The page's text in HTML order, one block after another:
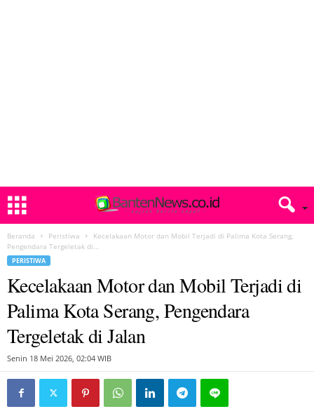
Beranda Peristiwa
Kecelakaan Motor dan Mobil Terjadi di Palima Kota Serang,
Pengendara Tergeletak di...
PERISTIWA
Kecelakaan Motor dan Mobil Terjadi di
Palima Kota Serang, Pengendara
Tergeletak di Jalan
Senin 18 Mei 2026, 02:04 WIB